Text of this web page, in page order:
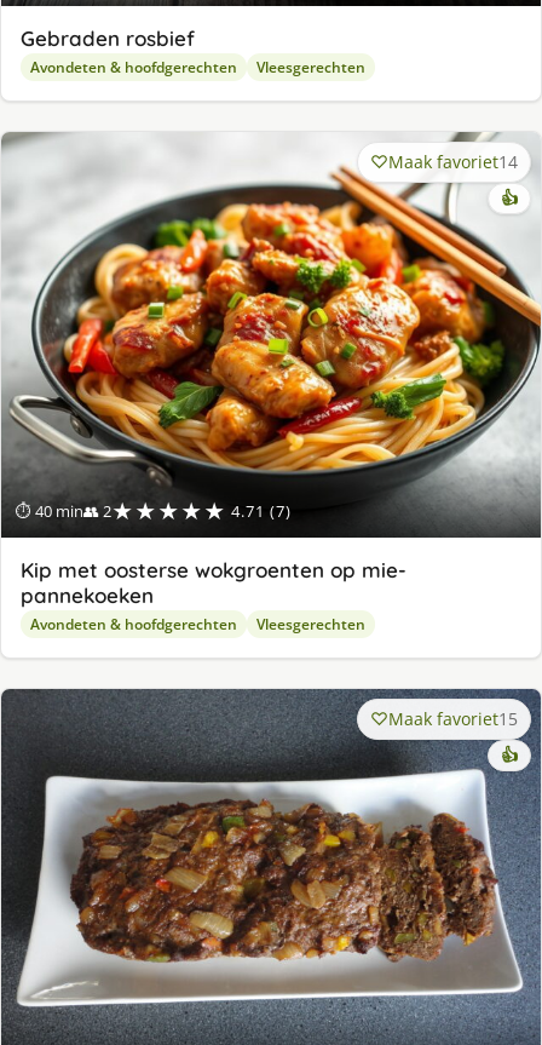
Gebraden rosbief
Avondeten & hoofdgerechten Vleesgerechten
⏱ 40 min👥 2★★★★★ 4.71 (7)
Maak favoriet14
👍
Kip met oosterse wokgroenten op mie-
pannekoeken
Avondeten & hoofdgerechten Vleesgerechten
Maak favoriet15
👍